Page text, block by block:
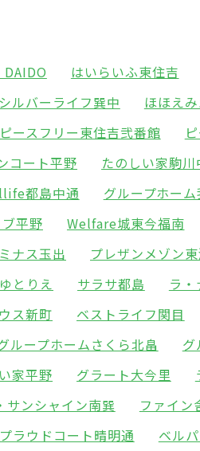
はいらいふ東住吉
シルバーライフ巽中 ほほえ
ピースフリー東住吉弐番館
コート平野 たのしい家駒川
都島中通 グループホー
平野 Welfare城東今福南
ナス玉出 プレザンメゾン
とりえ サラサ都島 ラ
ス新町 ベストライフ関目
ループホームさくら北畠 グ
家平野 グラート大今里
サンシャイン南巽 ファイン
プラウドコート晴明通 ベル